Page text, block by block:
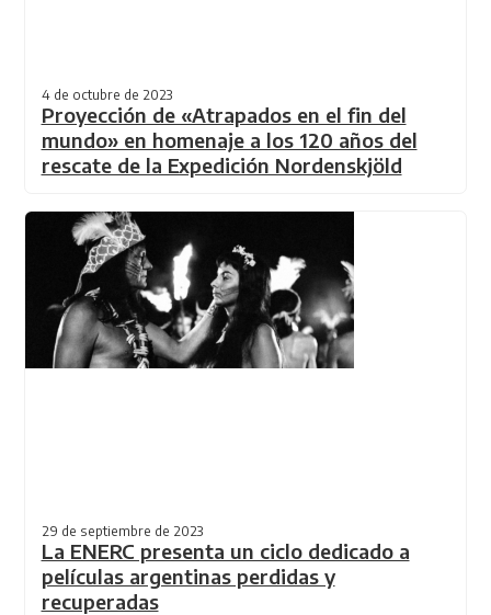
4 de octubre de 2023
Proyección de «Atrapados en el fin del
mundo» en homenaje a los 120 años del
rescate de la Expedición Nordenskjöld
29 de septiembre de 2023
La ENERC presenta un ciclo dedicado a
películas argentinas perdidas y
recuperadas